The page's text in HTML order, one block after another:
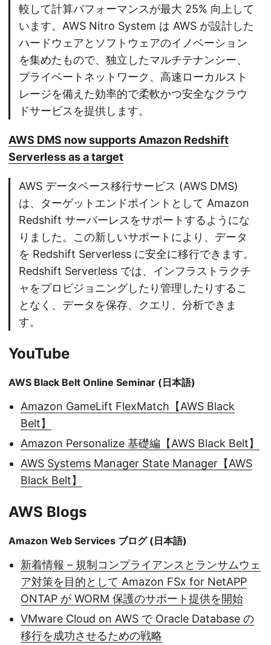
較して計算パフォーマンスが最大 25% 向上して
います。AWS Nitro System は AWS が設計した
ハードウェアとソフトウェアのイノベーション
を集めたもので、独立したマルチテナンシー、
プライベートネットワーク、高速ローカルスト
レージを備えた効率的で柔軟かつ安全なクラウ
ドサービスを提供します。
AWS DMS now supports Amazon Redshift
Serverless as a target
AWS データベース移行サービス (AWS DMS)
は、ターゲットエンドポイントとして Amazon
Redshift サーバーレスをサポートするようにな
りました。この新しいサポートにより、データ
を Redshift Serverless に安全に移行できます。
Redshift Serverless では、インフラストラクチ
ャをプロビジョニングしたり管理したりするこ
となく、データを保存、クエリ、分析できま
す。
YouTube
AWS Black Belt Online Seminar (日本語)
Amazon GameLift FlexMatch【AWS Black
Belt】
Amazon Personalize 基礎編【AWS Black Belt】
AWS Systems Manager State Manager【AWS
Black Belt】
AWS Blogs
Amazon Web Services ブログ (日本語)
新着情報 – 規制コンプライアンスとランサムウェ
ア対策を目的として Amazon FSx for NetAPP
ONTAP が WORM 保護のサポート提供を開始
VMware Cloud on AWS で Oracle Database の
移行を成功させるための戦略